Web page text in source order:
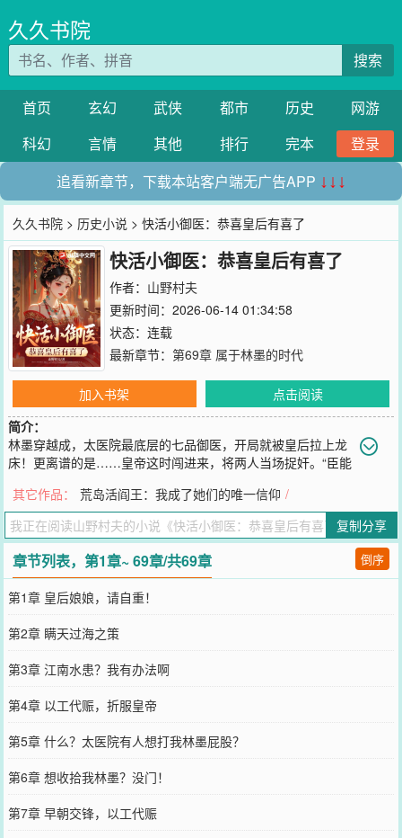
久久书院
搜索
首页 玄幻 武侠 都市 历史
网游
科幻
言情 其他 排行 完本
登录
追看新章节，下载本站客户端无广告APP ↓↓↓
久久书院 > 历史小说 > 快活小御医：恭喜皇后有喜了
快活小御医：恭喜皇后有喜了
作者： 山野村夫
更新时间：2026-06-14 01:34:58
状态：连载
最新章节： 第69章 属于林墨的时代
加入书架
点击阅读
简介：
林墨穿越成，太医院最底层的七品御医，开局就被皇后拉上龙
床！更离谱的是……皇帝这时闯进来，将两人当场捉奸。“臣能
不能人道，垂帘听政的太后步步紧逼。年底前必须有皇嗣，否则帝后
双双赴死。而他，一个带着现代千年知识的穿越者，成了唯一的破局
之人。治水？以工代赈，降维打击！军事？火药配方，信手拈来！朝
堂博弈？千年政治智慧，碾压一切阴谋！意气风发的皇帝：“林爱卿，
朕的江山，全靠你了！”国色天香的皇后：“本宫的孩子……也全靠你
了。”林墨：“……陛下，臣只答应给皇后治病，其他贵妃娘娘也来找
我，是几个意思！”“算了，为了大乾社稷，臣，义不容辞！”从此，一
个小御医，开始搅动整个大乾王朝风云，最终主宰九州，笑傲天下。
您要是觉得《快活小御医：恭喜皇后有喜了
向您QQ群和微博微信里的朋友推荐哦！
其它作品： 荒岛活阎王：我成了她们的唯一信仰 /
复制分享
章节列表，第1章~ 69章/共69章 倒序
第1章 皇后娘娘，请自重！
第2章 瞒天过海之策
第3章 江南水患？我有办法啊
第4章 以工代赈，折服皇帝
第5章 什么？太医院有人想打我林墨屁股？
第6章 想收拾我林墨？没门！
第7章 早朝交锋，以工代赈